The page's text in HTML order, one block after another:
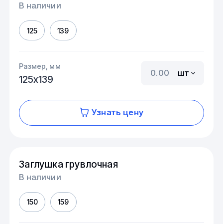
В наличии
125 139
Размер, мм
125х139
шт
Узнать цену
Заглушка грувлочная
В наличии
150 159